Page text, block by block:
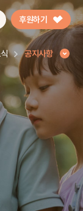
후원하기
원
공지사항